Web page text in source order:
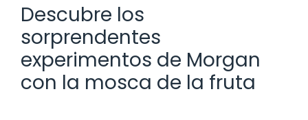
Descubre los
sorprendentes
experimentos de Morgan
con la mosca de la fruta